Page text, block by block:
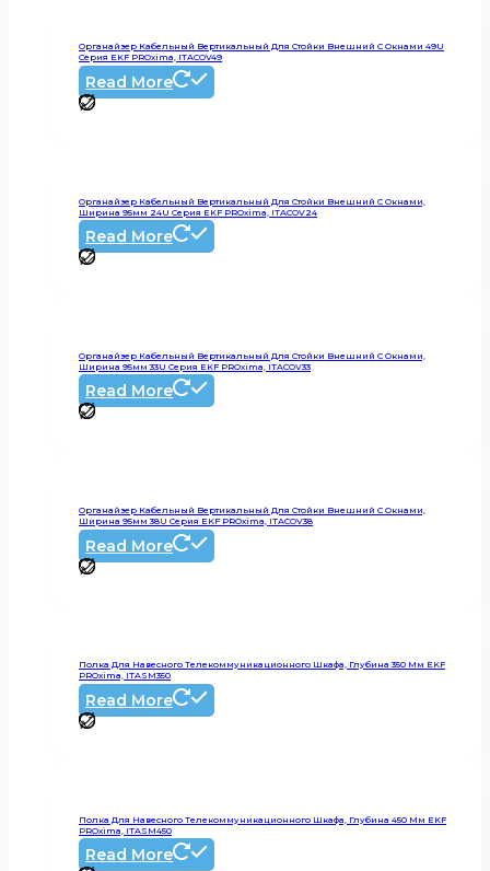
Органайзер Кабельный Вертикальный Для Стойки Внешний С Окнами 49U
Серия EKF PROxima, ITACOV49
Read More
Органайзер Кабельный Вертикальный Для Стойки Внешний С Окнами,
Ширина 95мм 24U Серия EKF PROxima, ITACOV24
Read More
Органайзер Кабельный Вертикальный Для Стойки Внешний С Окнами,
Ширина 95мм 33U Серия EKF PROxima, ITACOV33
Read More
Органайзер Кабельный Вертикальный Для Стойки Внешний С Окнами,
Ширина 95мм 38U Серия EKF PROxima, ITACOV38
Read More
Полка Для Навесного Телекоммуникационного Шкафа, Глубина 350 Мм EKF
PROxima, ITASM350
Read More
Полка Для Навесного Телекоммуникационного Шкафа, Глубина 450 Мм EKF
PROxima, ITASM450
Read More